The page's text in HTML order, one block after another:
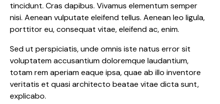
tincidunt. Cras dapibus. Vivamus elementum semper
nisi. Aenean vulputate eleifend tellus. Aenean leo ligula,
porttitor eu, consequat vitae, eleifend ac, enim.
Sed ut perspiciatis, unde omnis iste natus error sit
voluptatem accusantium doloremque laudantium,
totam rem aperiam eaque ipsa, quae ab illo inventore
veritatis et quasi architecto beatae vitae dicta sunt,
explicabo.